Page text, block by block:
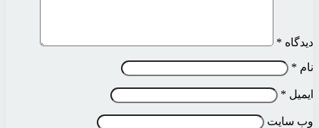
دیدگاه *
نام *
ایمیل *
وب‌ سایت